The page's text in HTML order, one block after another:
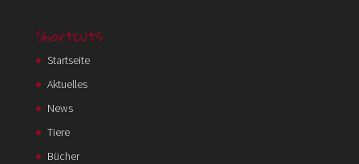
Shortcuts
Startseite
Aktuelles
News
Tiere
Bücher